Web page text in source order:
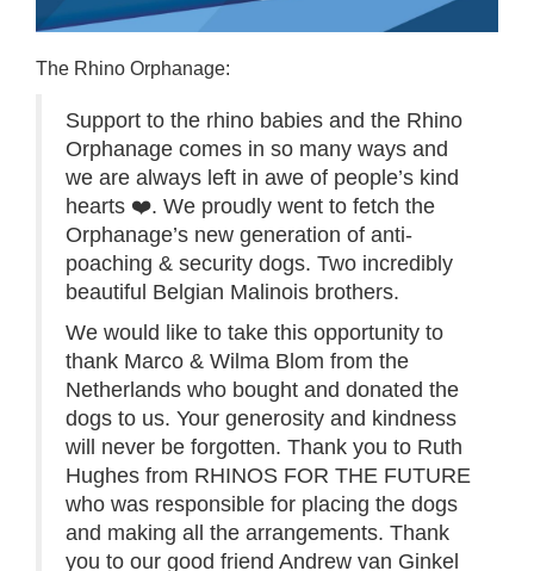
The Rhino Orphanage:
Support to the rhino babies and the Rhino
Orphanage comes in so many ways and
we are always left in awe of people’s kind
hearts ❤️. We proudly went to fetch the
Orphanage’s new generation of anti-
poaching & security dogs. Two incredibly
beautiful Belgian Malinois brothers.
We would like to take this opportunity to
thank Marco & Wilma Blom from the
Netherlands who bought and donated the
dogs to us. Your generosity and kindness
will never be forgotten. Thank you to Ruth
Hughes from RHINOS FOR THE FUTURE
who was responsible for placing the dogs
and making all the arrangements. Thank
you to our good friend Andrew van Ginkel